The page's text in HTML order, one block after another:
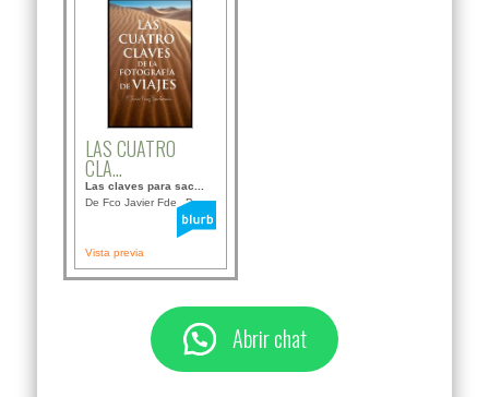
LAS CUATRO
CLA...
Las claves para sac...
De Fco Javier Fdez B...
Vista previa
Abrir chat